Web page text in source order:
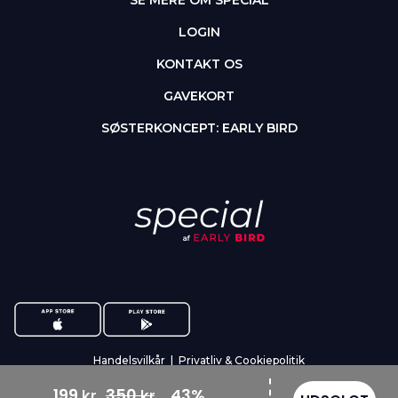
LOGIN
KONTAKT OS
GAVEKORT
SØSTERKONCEPT: EARLY BIRD
Handelsvilkår | Privatliv & Cookiepolitik
© 2026 earlybird.dk ApS